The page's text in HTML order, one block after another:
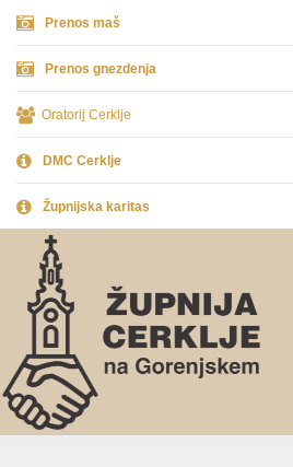
Prenos maš
Prenos gnezdenja
Oratorij Cerklje
DMC Cerklje
Župnijska karitas